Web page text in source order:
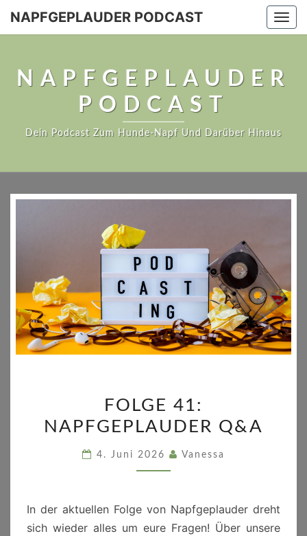
NAPFGEPLAUDER PODCAST
NAPFGEPLAUDER
PODCAST
Dein Podcast Zum Hunde-Napf Und Darüber Hinaus
41:
NAPFGEPLAUDER
FOLGE 41:
NAPFGEPLAUDER Q&A
4. Juni 2026 Vanessa
In der aktuellen Folge von Napfgeplauder dreht
sich wieder alles um eure Fragen! Über unsere